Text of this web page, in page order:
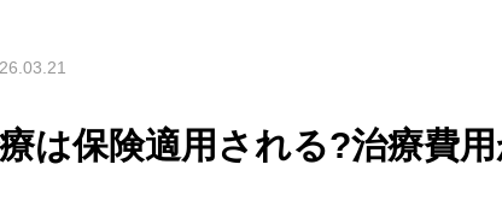
は保険適用される?治療費用